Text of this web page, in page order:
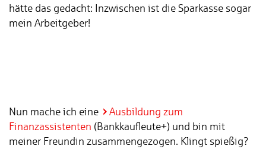
hätte das gedacht: Inzwischen ist die Sparkasse sogar
mein Arbeitgeber!
Nun mache ich eine
Ausbildung zum
Finanzassistenten (Bankkaufleute+) und bin mit
meiner Freundin zusammengezogen. Klingt spießig?